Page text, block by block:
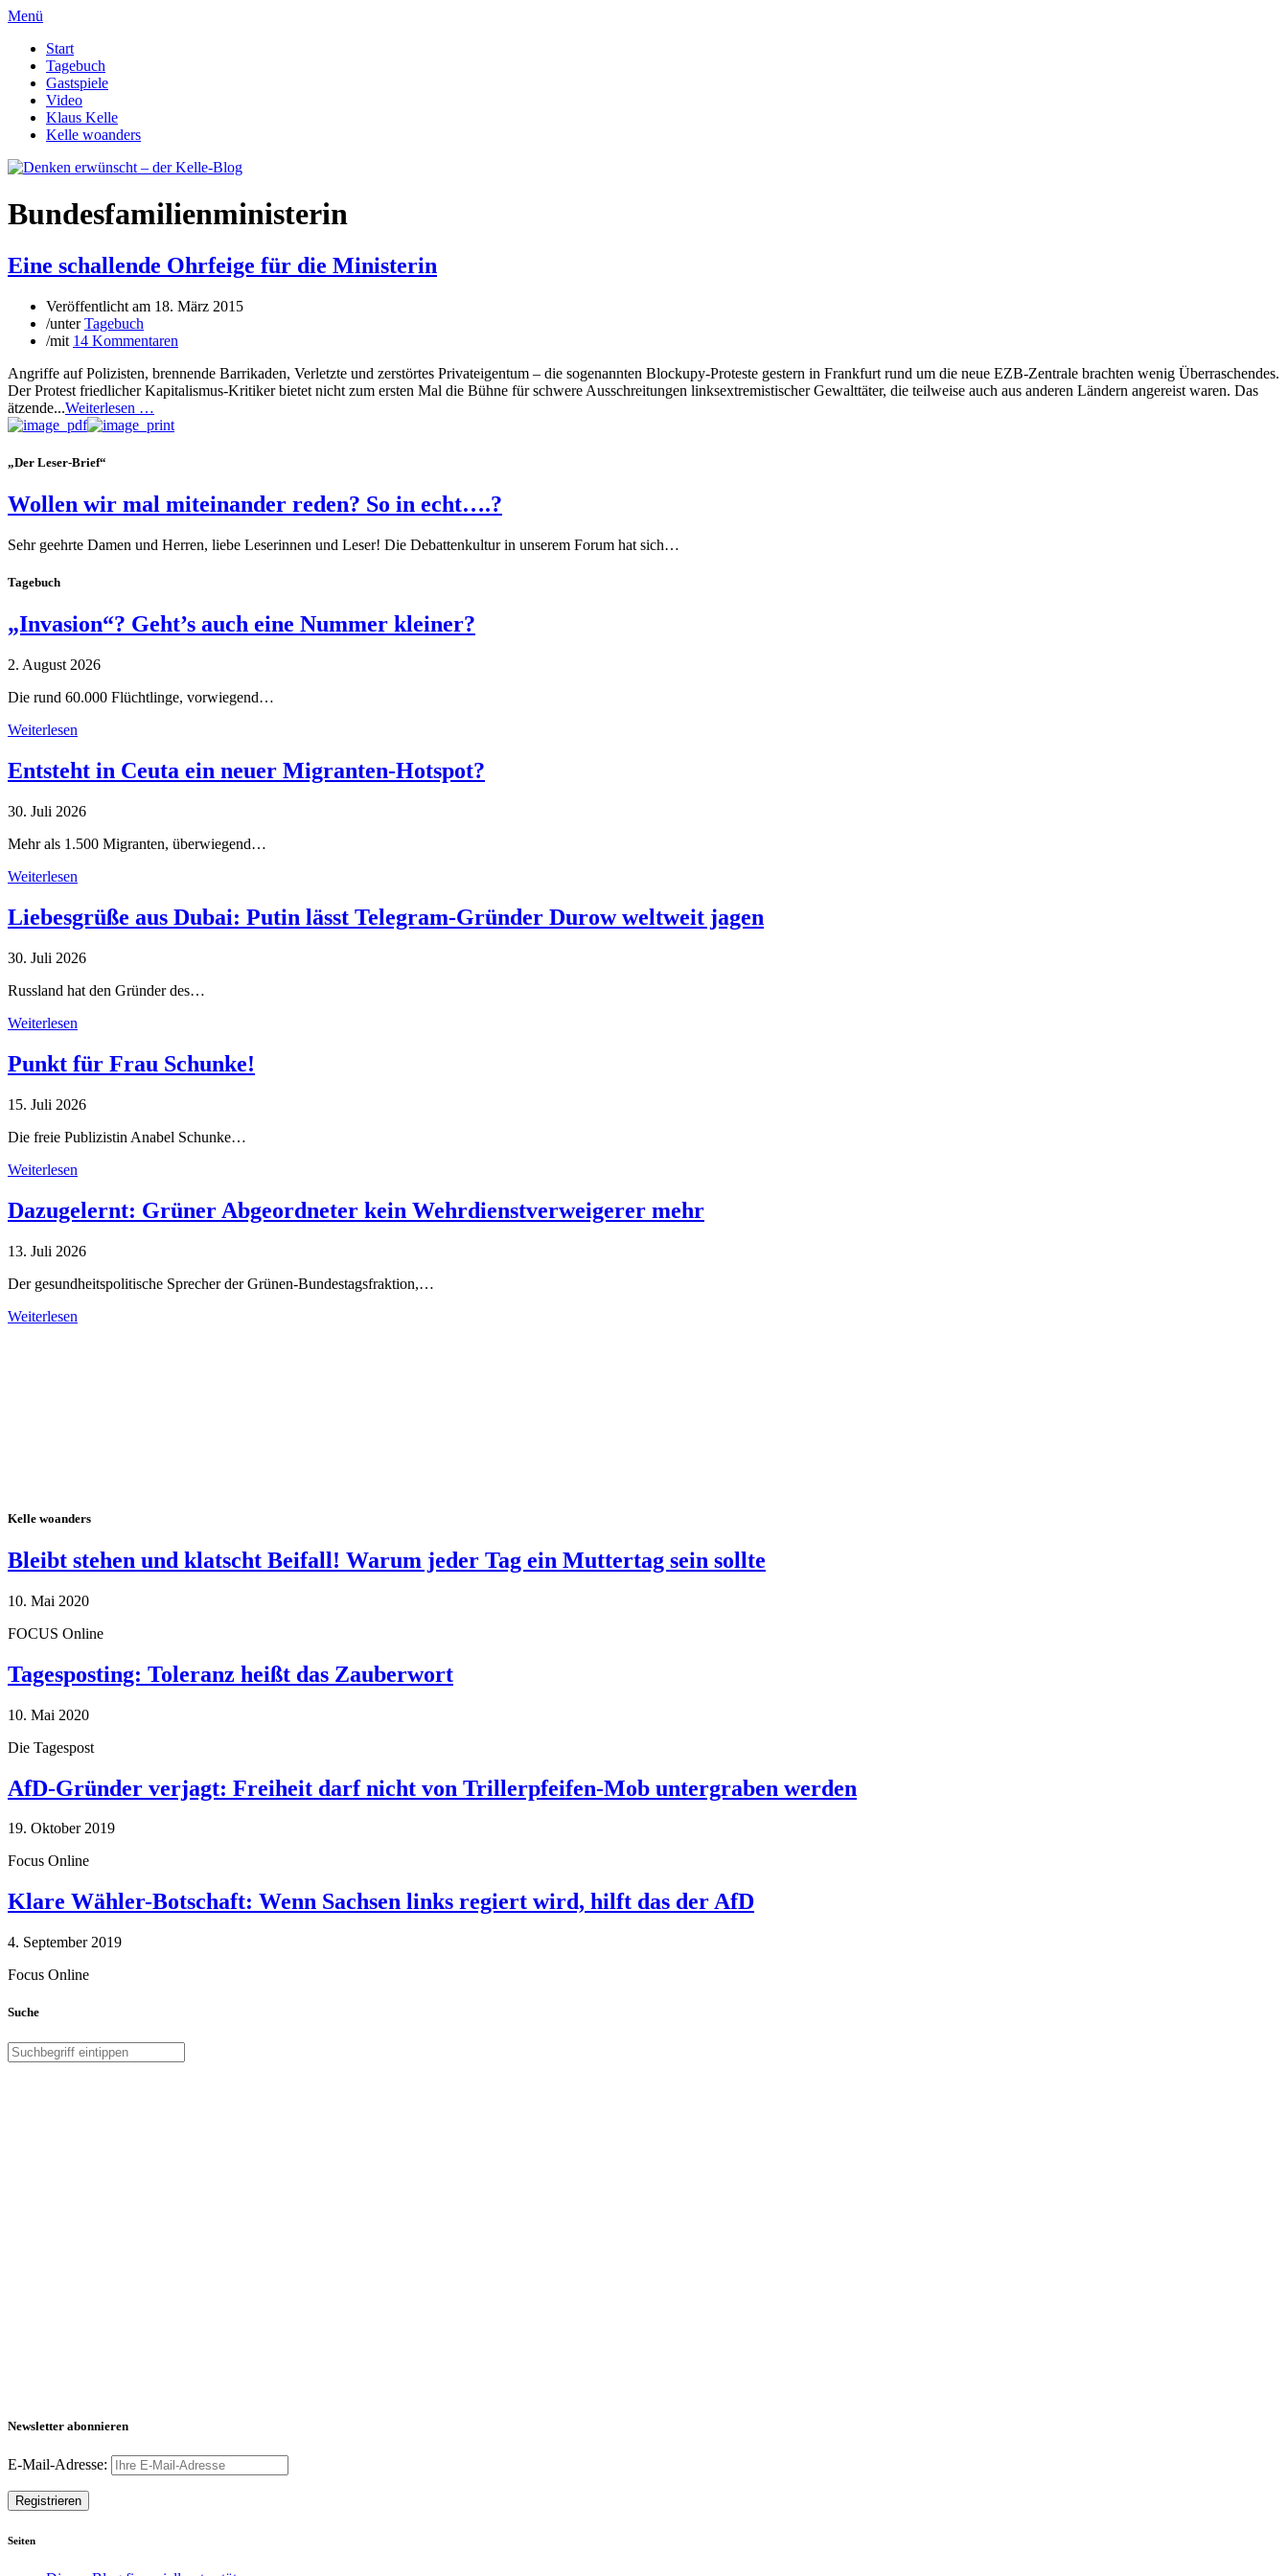
Menü
Start
Tagebuch
Gastspiele
Video
Klaus Kelle
Kelle woanders
Bundesfamilienministerin
Eine schallende Ohrfeige für die Ministerin
Veröffentlicht am 18. März 2015
/unterTagebuch
/mit 14 Kommentaren
Angriffe auf Polizisten, brennende Barrikaden, Verletzte und zerstörtes Privateigentum – die sogenannten Blockupy-Proteste gestern in Frankfurt rund um die neue EZB-Zentrale brachten wenig Überraschendes.
Der Protest friedlicher Kapitalismus-Kritiker bietet nicht zum ersten Mal die Bühne für schwere Ausschreitungen linksextremistischer Gewalttäter, die teilweise auch aus anderen Ländern angereist waren. Das
ätzende...Weiterlesen …
„Der Leser-Brief“
Wollen wir mal miteinander reden? So in echt….?
Sehr geehrte Damen und Herren, liebe Leserinnen und Leser! Die Debattenkultur in unserem Forum hat sich…
Tagebuch
„Invasion“? Geht’s auch eine Nummer kleiner?
2. August 2026
Die rund 60.000 Flüchtlinge, vorwiegend…
Weiterlesen
Entsteht in Ceuta ein neuer Migranten-Hotspot?
30. Juli 2026
Mehr als 1.500 Migranten, überwiegend…
Weiterlesen
Liebesgrüße aus Dubai: Putin lässt Telegram-Gründer Durow weltweit jagen
30. Juli 2026
Russland hat den Gründer des…
Weiterlesen
Punkt für Frau Schunke!
15. Juli 2026
Die freie Publizistin Anabel Schunke…
Weiterlesen
Dazugelernt: Grüner Abgeordneter kein Wehrdienstverweigerer mehr
13. Juli 2026
Der gesundheitspolitische Sprecher der Grünen-Bundestagsfraktion,…
Weiterlesen
Kelle woanders
Bleibt stehen und klatscht Beifall! Warum jeder Tag ein Muttertag sein sollte
10. Mai 2020
FOCUS Online
Tagesposting: Toleranz heißt das Zauberwort
10. Mai 2020
Die Tagespost
AfD-Gründer verjagt: Freiheit darf nicht von Trillerpfeifen-Mob untergraben werden
19. Oktober 2019
Focus Online
Klare Wähler-Botschaft: Wenn Sachsen links regiert wird, hilft das der AfD
4. September 2019
Focus Online
Suche
Newsletter abonnieren
E-Mail-Adresse:
Seiten